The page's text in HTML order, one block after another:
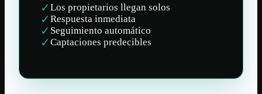
✓ Los propietarios llegan solos
✓ Respuesta inmediata
✓ Seguimiento automático
✓ Captaciones predecibles